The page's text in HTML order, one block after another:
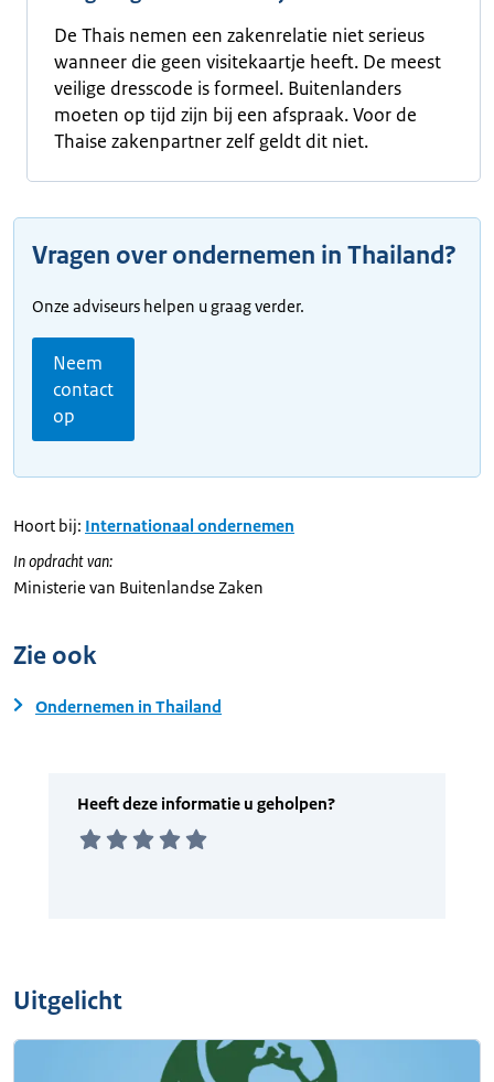
De Thais nemen een zakenrelatie niet serieus
wanneer die geen visitekaartje heeft. De meest
veilige dresscode is formeel. Buitenlanders
moeten op tijd zijn bij een afspraak. Voor de
Thaise zakenpartner zelf geldt dit niet.
Vragen over ondernemen in Thailand?
Onze adviseurs helpen u graag verder.
Neem
contact
op
Hoort bij: Internationaal ondernemen
In opdracht van:
Ministerie van Buitenlandse Zaken
Zie ook
Ondernemen in Thailand
Uitgelicht